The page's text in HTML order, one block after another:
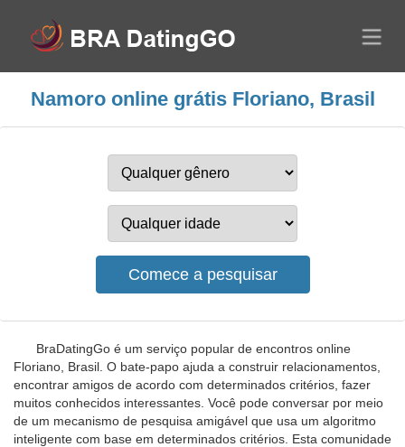
Namoro online grátis Floriano, Brasil
BraDatingGo é um serviço popular de encontros online
Floriano, Brasil. O bate-papo ajuda a construir relacionamentos,
encontrar amigos de acordo com determinados critérios, fazer
muitos conhecidos interessantes. Você pode conversar por meio
de um mecanismo de pesquisa amigável que usa um algoritmo
inteligente com base em determinados critérios. Esta comunidade